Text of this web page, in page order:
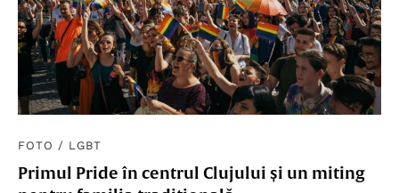
FOTO / LGBT
Primul Pride în centrul Clujului și un miting